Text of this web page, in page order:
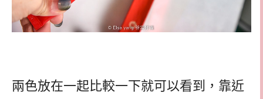
兩色放在一起比較一下就可以看到，靠近